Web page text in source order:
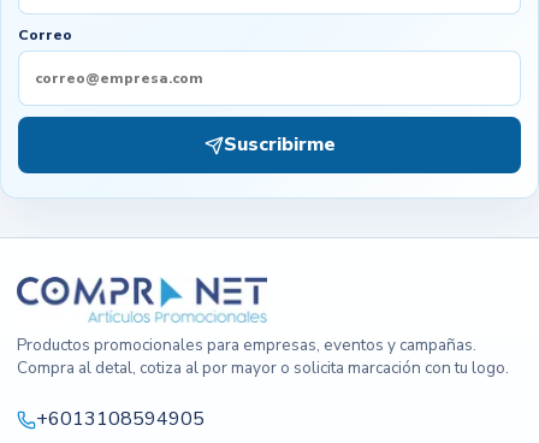
Correo
Suscribirme
Productos promocionales para empresas, eventos y campañas.
Compra al detal, cotiza al por mayor o solicita marcación con tu logo.
+6013108594905